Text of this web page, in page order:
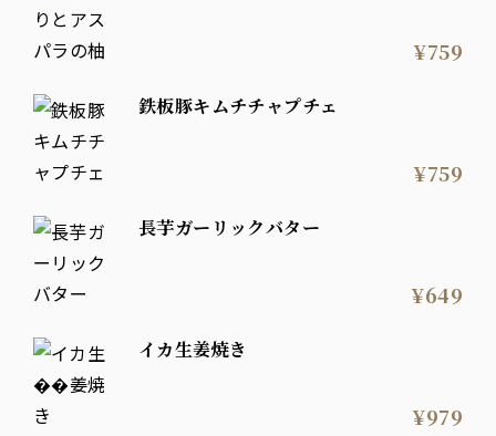
¥759
鉄板豚キムチチャプチェ
¥759
長芋ガーリックバター
¥649
イカ生姜焼き
¥979